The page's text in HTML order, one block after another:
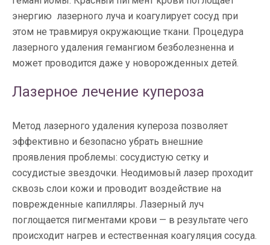
энергию лазерного луча и коагулирует сосуд при
этом не травмируя окружающие ткани. Процедура
лазерного удаления гемангиом безболезненна и
может проводится даже у новорожденных детей.
Лазерное лечение купероза
Метод лазерного удаления купероза позволяет
эффективно и безопасно убрать внешние
проявления проблемы: сосудистую сетку и
сосудистые звездочки. Неодимовый лазер проходит
сквозь слои кожи и проводит воздействие на
поврежденные капилляры. Лазерный луч
поглощается пигментами крови — в результате чего
происходит нагрев и естественная коагуляция сосуда.